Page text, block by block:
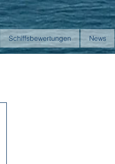
Schiffsbewertungen News